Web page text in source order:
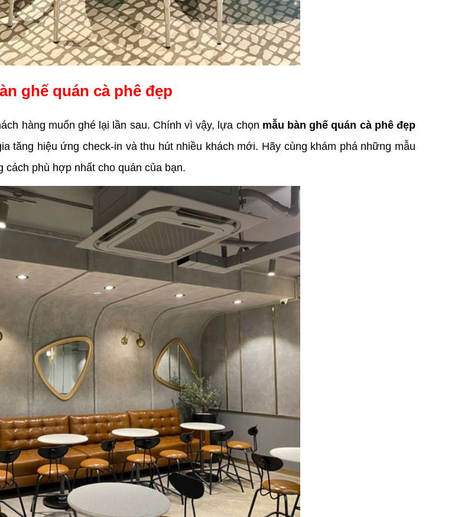
ghế quán cà phê đẹp
hàng muốn ghé lại lần sau. Chính vì vậy, lựa chọn mẫu bàn ghế quán cà phê đẹp
tăng hiệu ứng check-in và thu hút nhiều khách mới. Hãy cùng khám phá những mẫu
phù hợp nhất cho quán của bạn.